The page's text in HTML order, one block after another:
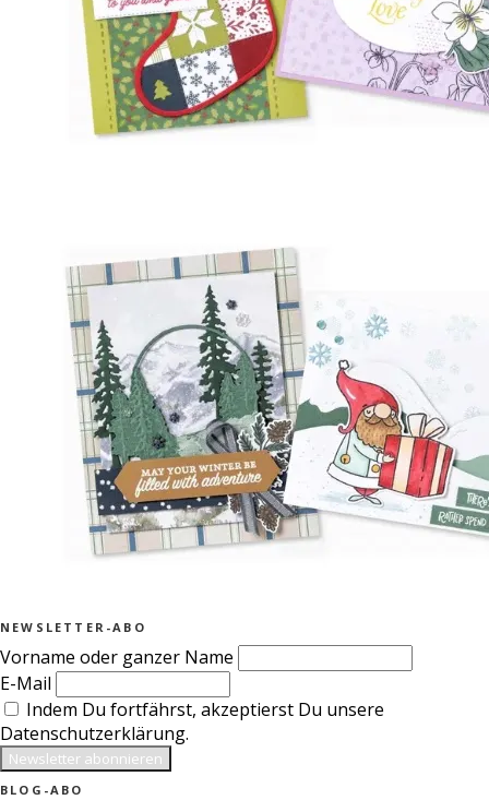
NEWSLETTER-ABO
Vorname oder ganzer Name
E-Mail
Indem Du fortfährst, akzeptierst Du unsere
Datenschutzerklärung.
BLOG-ABO